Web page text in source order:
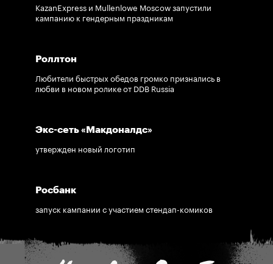
KazanExpress и Mullenlowe Moscow запустили
кампанию к гендерным праздникам
Роллтон
Любители быстрых обедов громко признались в
любви в новом ролике от DDB Russia
Экс-сеть «Макдоналдс»
утвержден новый логотип
Росбанк
запуск кампании с участием стендап-комиков